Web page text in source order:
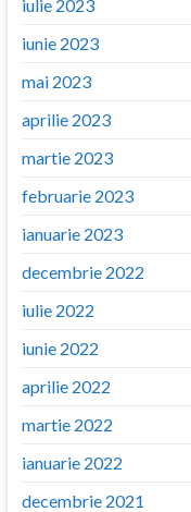
iulie 2023
iunie 2023
mai 2023
aprilie 2023
martie 2023
februarie 2023
ianuarie 2023
decembrie 2022
iulie 2022
iunie 2022
aprilie 2022
martie 2022
ianuarie 2022
decembrie 2021